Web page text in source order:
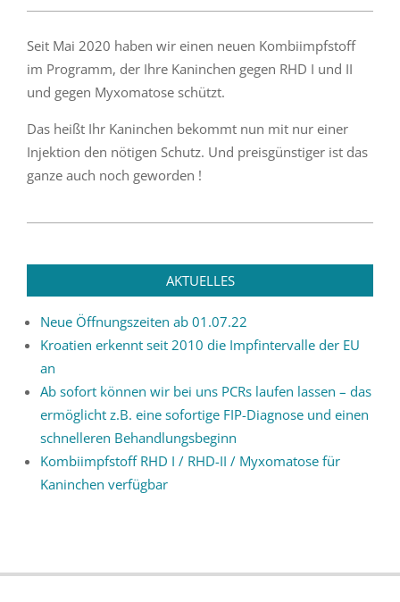
Seit Mai 2020 haben wir einen neuen Kombiimpfstoff
im Programm, der Ihre Kaninchen gegen RHD I und II
und gegen Myxomatose schützt.
Das heißt Ihr Kaninchen bekommt nun mit nur einer
Injektion den nötigen Schutz. Und preisgünstiger ist das
ganze auch noch geworden !
AKTUELLES
Neue Öffnungszeiten ab 01.07.22
Kroatien erkennt seit 2010 die Impfintervalle der EU
an
Ab sofort können wir bei uns PCRs laufen lassen – das
ermöglicht z.B. eine sofortige FIP-Diagnose und einen
schnelleren Behandlungsbeginn
Kombiimpfstoff RHD I / RHD-II / Myxomatose für
Kaninchen verfügbar